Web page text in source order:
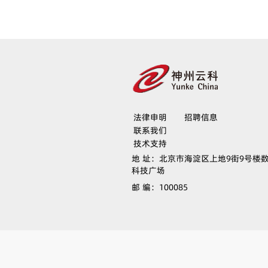
法律申明
招聘信息
联系我们
技术支持
地 址： 北京市海淀区上地9街9号楼
科技广场
邮 编： 100085